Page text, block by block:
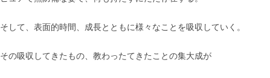
そして、表面的時間、成長とともに様々なことを吸収していく。
その吸収してきたもの、教わったてきたことの集大成が